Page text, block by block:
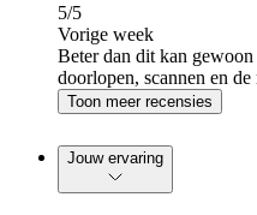
5/5
Vorige week
Beter dan dit kan
doorlopen, scannen en
Toon meer recensies
Jouw ervaring